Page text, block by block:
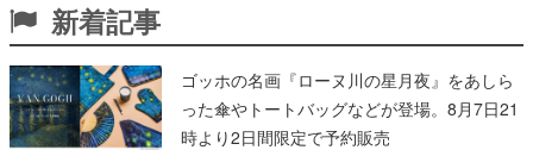
新着記事
ゴッホの名画『ローヌ川の星月夜』をあしら
った傘やトートバッグなどが登場。8月7日21
時より2日間限定で予約販売